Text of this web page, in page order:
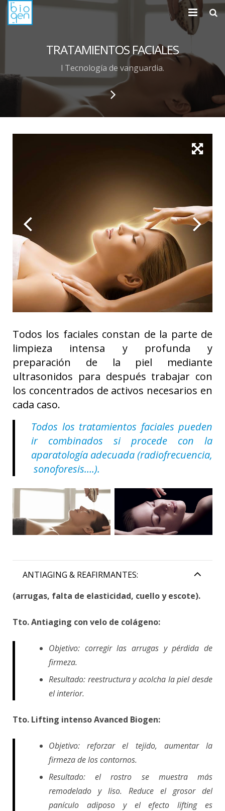
Nuestros tratamientos
TRATAMIENTOS FACIALES
l Tecnología de vanguardia.
Todos los faciales constan de la parte de
limpieza intensa y profunda y
preparación de la piel mediante
ultrasonidos para después trabajar con
los concentrados de activos necesarios en
cada caso.
Todos los tratamientos faciales pueden
ir combinados si procede con la
aparatología adecuada (radiofrecuencia,
sonoforesis….).
ANTIAGING & REAFIRMANTES:
(arrugas, falta de elasticidad, cuello y escote).
Tto. Antiaging con velo de colágeno:
Objetivo: corregir las arrugas y pérdida de
firmeza.
Resultado: reestructura y acolcha la piel desde
el interior.
Tto. Lifting intenso Avanced Biogen:
Objetivo: reforzar el tejido, aumentar la
firmeza de los contornos.
Resultado: el rostro se muestra más
remodelado y liso. Reduce el grosor del
panículo adiposo y el efecto lifting es